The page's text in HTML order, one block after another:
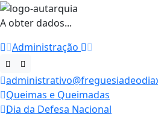
A obter dados...
Administração
Queimas e Queimadas
Dia da Defesa Nacional